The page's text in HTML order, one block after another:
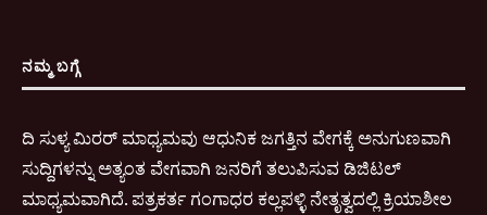
ನಮ್ಮ ಬಗ್ಗೆ
ದಿ ಸುಳ್ಯ ಮಿರರ್ ಮಾಧ್ಯಮವು ಆಧುನಿಕ ಜಗತ್ತಿನ ವೇಗಕ್ಕೆ ಅನುಗುಣವಾಗಿ
ಸುದ್ದಿಗಳನ್ನು ಅತ್ಯಂತ ವೇಗವಾಗಿ ಜನರಿಗೆ ತಲುಪಿಸುವ ಡಿಜಿಟಲ್
ಮಾಧ್ಯಮವಾಗಿದೆ. ಪತ್ರಕರ್ತ ಗಂಗಾಧರ ಕಲ್ಲಪಳ್ಳಿ ನೇತೃತ್ವದಲ್ಲಿ ಕ್ರಿಯಾಶೀಲ